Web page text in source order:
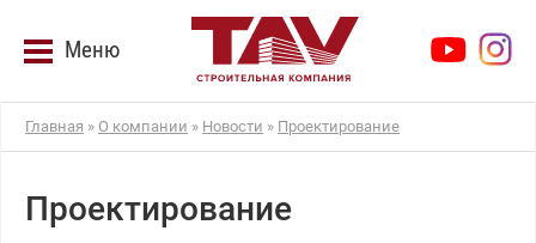
Меню
Главная » О компании » Новости » Проектирование
Проектирование